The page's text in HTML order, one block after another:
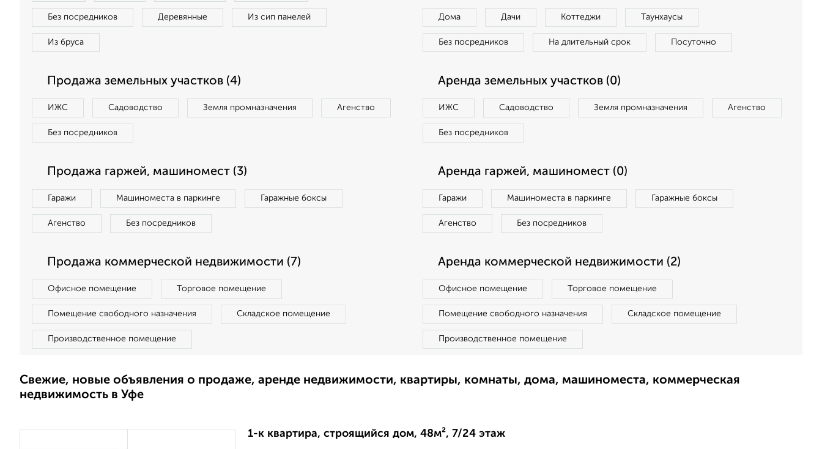
Без посредников Деревянные Из сип панелей
Из бруса
Дома Дачи Коттеджи Таунхаусы
Без посредников На длительный срок Посуточно
Продажа земельных участков (4)
ИЖС Садоводство Земля промназначения Агенство
Без посредников
Аренда земельных участков (0)
ИЖС Садоводство Земля промназначения Агенство
Без посредников
Продажа гаржей, машиномест (3)
Гаражи Машиноместа в паркинге Гаражные боксы
Агенство Без посредников
Аренда гаржей, машиномест (0)
Гаражи Машиноместа в паркинге Гаражные боксы
Агенство Без посредников
Продажа коммерческой недвижимости (7)
Офисное помещение Торговое помещение
Помещение свободного назначения Складское помещение
Производственное помещение
Аренда коммерческой недвижимости (2)
Офисное помещение Торговое помещение
Помещение свободного назначения Складское помещение
Производственное помещение
Свежие, новые объявления о продаже, аренде недвижимости, квартиры, комнаты, дома, машиноместа, коммерческая
недвижимость в Уфе
1-к квартира, строящийся дом, 48м², 7/24 этаж